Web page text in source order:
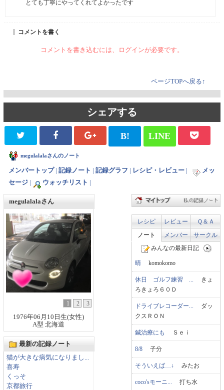
コメントを書く
コメントを書き込むには、ログインが必要です。
ページTOPへ戻る↑
シェアする
B! LINE
megulalalaさんのノート
メンバートップ| 記録ノート 記録グラフ レシピ・レビュー
メッ
セージ
ウォッチリスト
megulalalaさん
1 2
3
1976年06月10日生(女性)
A型 北海道
最新の記録ノート
猫が大きな病気になりまし...
喜寿
くっそ
京都旅行
レシピ レビュー
Ｑ＆Ａ
ノート
メンバー
サークル
みんなの最新日記
晴 komokomo
休日 ゴルフ練習 ...
きょ
ろきょろ６０Ｄ
ドライブレコーダー...
ダッ
クスＲＯＮ
鍼治療にも Ｓｅｉ
8/8 子分
そういえば…↓ みたお
coco'sモーニ... 打ち水